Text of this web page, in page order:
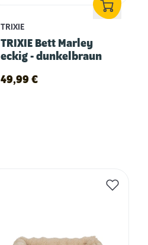
TRIXIE
TRIXIE Bett Marley
eckig - dunkelbraun
49,99 €